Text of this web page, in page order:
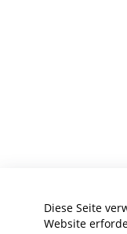
Diese Seite
Website